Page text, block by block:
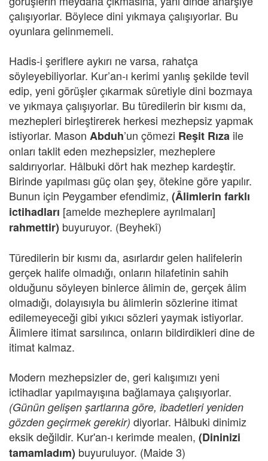
çalışıyorlar. Böylece dini yıkmaya çalışıyorlar. Bu
oyunlara gelinmemeli.
Hadis-i şeriflere aykırı ne varsa, rahatça
söyleyebiliyorlar. Kur’an-ı kerimi yanlış şekilde tevil
edip, yeni görüşler çıkarmak sûretiyle dini bozmaya
ve yıkmaya çalışıyorlar. Bu türedilerin bir kısmı da,
mezhepleri birleştirerek herkesi mezhepsiz yapmak
istiyorlar. Mason Abduh’un çömezi Reşit Rıza ile
onları taklit eden mezhepsizler, mezheplere
saldırıyorlar. Hâlbuki dört hak mezhep kardeştir.
Birinde yapılması güç olan şey, ötekine göre yapılır.
Bunun için Peygamber efendimiz, (Âlimlerin farklı
ictihadları [amelde mezheplere ayrılmaları]
rahmettir) buyuruyor. (Beyhekî)
Türedilerin bir kısmı da, asırlardır gelen halifelerin
gerçek halife olmadığı, onların hilafetinin sahih
olduğunu söyleyen binlerce âlimin de, gerçek âlim
olmadığı, dolayısıyla bu âlimlerin sözlerine itimat
edilemeyeceği gibi yıkıcı sözleri yaymak istiyorlar.
Âlimlere itimat sarsılınca, onların bildirdikleri dine de
itimat kalmaz.
Modern mezhepsizler de, geri kalışımızı yeni
ictihadlar yapılmayışına bağlamaya çalışıyorlar.
(Günün gelişen şartlarına göre, ibadetleri yeniden
gözden geçirmek gerekir) diyorlar. Hâlbuki dinimiz
eksik değildir. Kur'an-ı kerimde mealen, (Dininizi
tamamladım) buyuruluyor. (Maide 3)